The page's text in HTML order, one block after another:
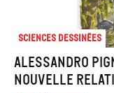
Sciences dessinées
Alessandro
nouvelle